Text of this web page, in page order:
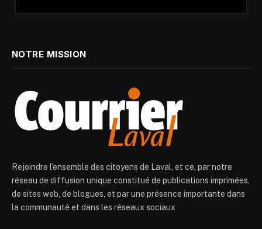
NOTRE MISSION
Rejoindre l’ensemble des citoyens de Laval, et ce, par notre
réseau de diffusion unique constitué de publications imprimées,
de sites web, de blogues, et par une présence importante dans
la communauté et dans les réseaux sociaux